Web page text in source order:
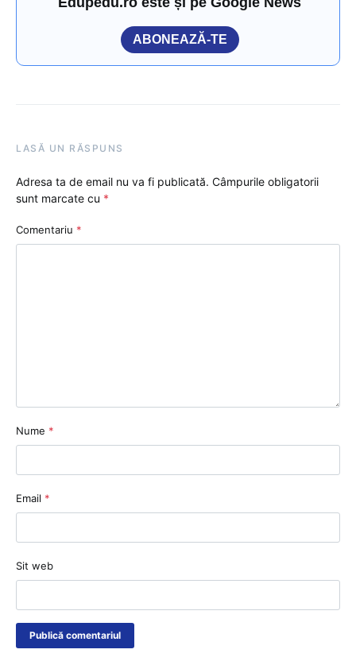
ABONEAZĂ-TE
LASĂ UN RĂSPUNS
Adresa ta de email nu va fi publicată. Câmpurile obligatorii
sunt marcate cu *
Comentariu *
Nume *
Email *
Sit web